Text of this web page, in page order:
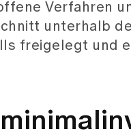
Verfahren
unterhalb
freigelegt und